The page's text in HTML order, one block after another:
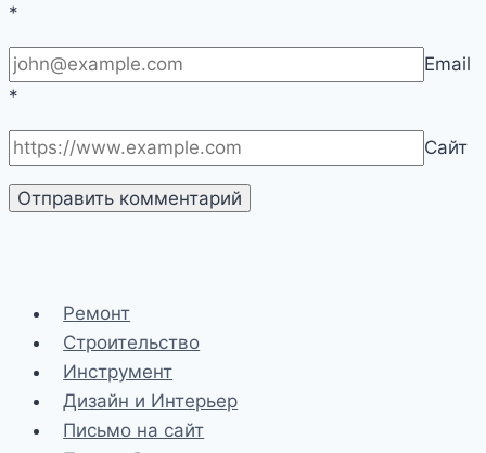
*
Email
*
Сайт
Ремонт
Строительство
Инструмент
Дизайн и Интерьер
Письмо на сайт